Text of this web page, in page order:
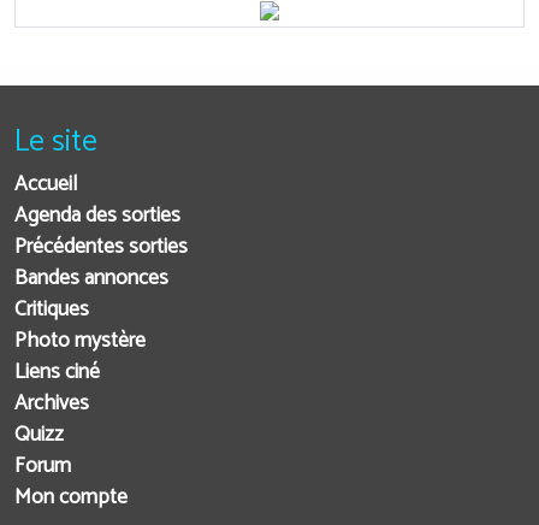
Le site
Accueil
Agenda des sorties
Précédentes sorties
Bandes annonces
Critiques
Photo mystère
Liens ciné
Archives
Quizz
Forum
Mon compte